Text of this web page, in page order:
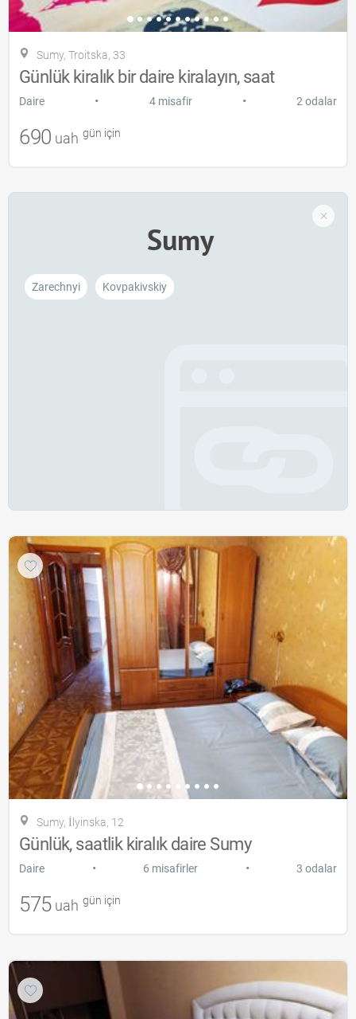
Sumy, Troitska, 33
Günlük kiralık bir daire kiralayın, saat
Daire • 4 misafir • 2 odalar
690 uah gün için
Sumy
Zarechnyi Kovpakivskiy
Sumy, İlyinska, 12
Günlük, saatlik kiralık daire Sumy
Daire • 6 misafirler • 3 odalar
575 uah gün için